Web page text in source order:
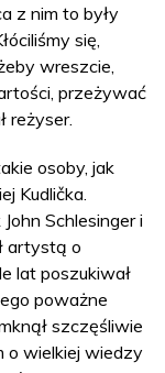
z nim to były
się,
wreszcie,
przeżywać
reżyser.
osoby, jak
Kudlička.
Schlesinger i
artystą o
lat poszukiwał
poważne
szczęśliwie
o wielkiej wiedzy